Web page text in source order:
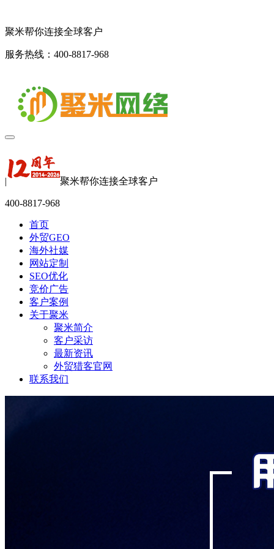
聚米帮你连接全球客户
服务热线：400-8817-968
| 聚米帮你连接全球客户
400-8817-968
首页
外贸GEO
海外社媒
网站定制
SEO优化
竞价广告
客户案例
关于聚米
聚米简介
客户采访
最新资讯
外贸猎客官网
联系我们